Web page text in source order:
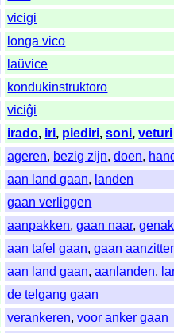
vicigi
longa vico
laŭvice
kondukinstruktoro
viciĝi
irado, iri, piediri,soni,veturi
ageren, bezig zijn,doen,
aan land gaan, landen
gaan verliggen
aanpakken,gaan naar,
aan tafel gaan,gaan
aan land gaan,aanlanden,
de telgang gaan
verankeren,voor anker gaan